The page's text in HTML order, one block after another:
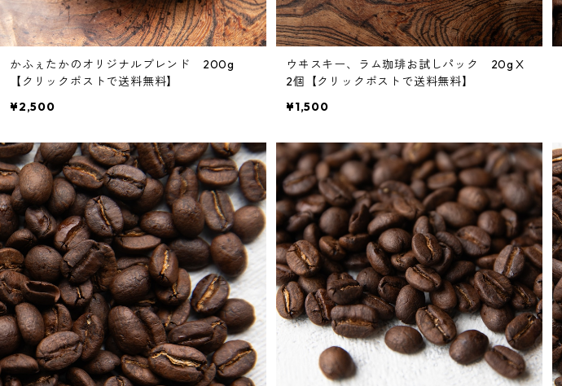
かふぇたかのオリジナルブレンド 200g
【クリックポストで送料無料】
¥2,500
ウヰスキー、ラム珈琲お試しパック 20gⅩ
2個【クリックポストで送料無料】
¥1,500